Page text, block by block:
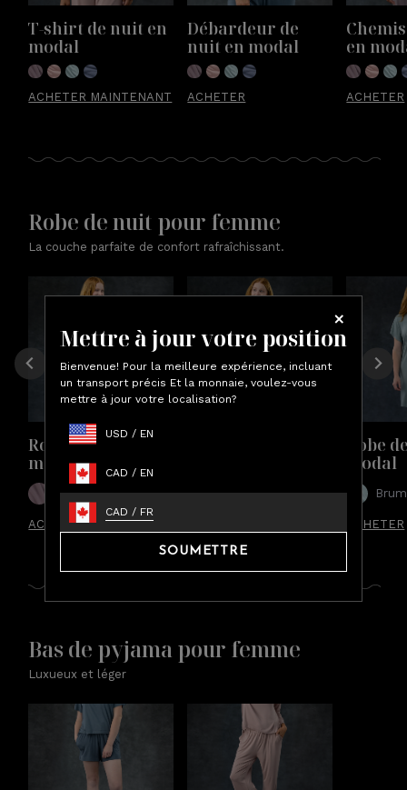
Mettre à jour votre position
Bienvenue! Pour la meilleure expérience, incluant
un transport précis Et la monnaie, voulez-vous
mettre à jour votre localisation?
USD / EN
CAD / EN
CAD / FR
SOUMETTRE
T-shirt de nuit en
modal
ACHETER MAINTENANT
Débardeur de
nuit en modal
ACHETER
en
ACHETER
Robe de nuit pour femme
La couche parfaite de confort rafraîchissant.
Robe de nuit en
modal
Lilas
ACHETER
Pivoine
Robe
modal
ACHETER
Bas de pyjama pour femme
Luxueux et léger